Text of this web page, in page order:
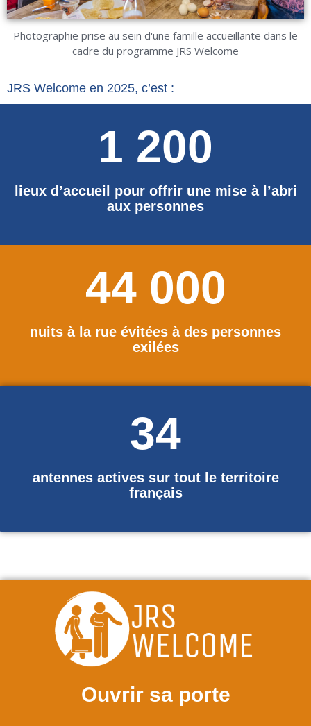
Photographie prise au sein d'une famille accueillante dans le
cadre du programme JRS Welcome
JRS Welcome en 2025, c’est :
1 200
lieux d’accueil pour offrir une mise à l’abri
aux personnes
44 000
nuits à la rue évitées à des personnes
exilées
34
antennes actives sur tout le territoire
français
Ouvrir sa porte